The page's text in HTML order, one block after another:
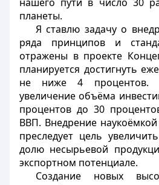
планеты.
Я ставлю задачу о
ряда принципов и
отражены в проекте
планируется достигнуть
не ниже 4 процентов.
увеличение объёма
процентов до 30
ВВП. Внедрение
преследует цель
долю несырьевой
экспортном потенциале.
Создание новых